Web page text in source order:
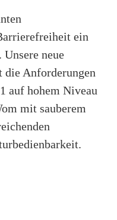
ein
neue
Anforderungen
auf hohem Niveau
mit sauberem